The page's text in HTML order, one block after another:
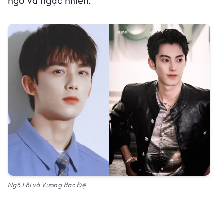
Ngô Lỗi và Vương Hạc Đệ